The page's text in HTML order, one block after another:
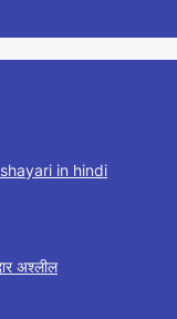
in hindi
अश्लील